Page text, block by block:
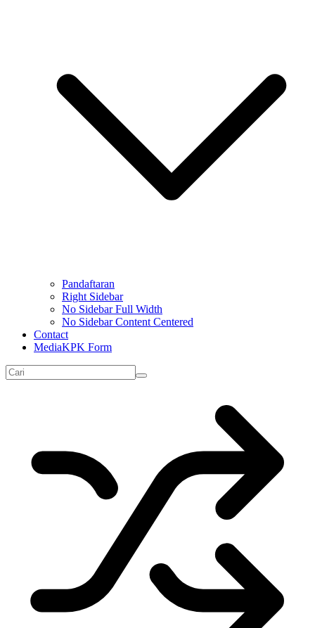
Pandaftaran
Right Sidebar
No Sidebar Full Width
No Sidebar Content Centered
Contact
MediaKPK Form